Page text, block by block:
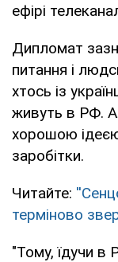
ефірі
Дипломат
питання і
хтось із
живуть в РФ.
хорошою
заробітки.
Читайте:
терміново
"Тому, їдучи в